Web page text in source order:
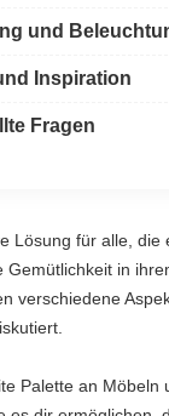
und
Inspiration
Fragen
Lösung für alle, die
in
verschiedene
Palette an Möbeln